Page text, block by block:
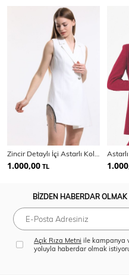
1.000,00 TL
BİZDEN HABERDAR
Açık Rıza Metni ile kampanya
yoluyla haberdar olmak